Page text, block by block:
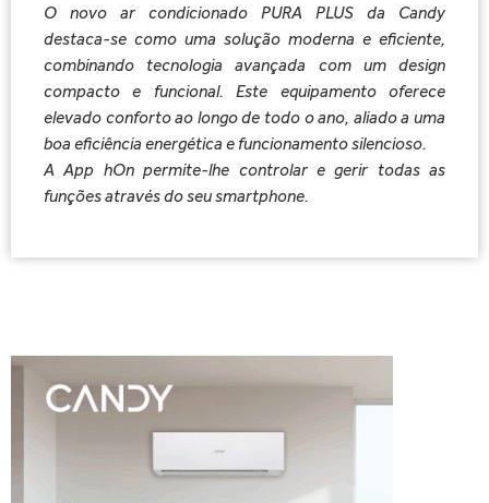
O novo ar condicionado PURA PLUS da Candy
destaca-se como uma solução moderna e eficiente,
combinando tecnologia avançada com um design
compacto e funcional. Este equipamento oferece
elevado conforto ao longo de todo o ano, aliado a uma
boa eficiência energética e funcionamento silencioso.
A App hOn permite-lhe controlar e gerir todas as
funções através do seu smartphone.